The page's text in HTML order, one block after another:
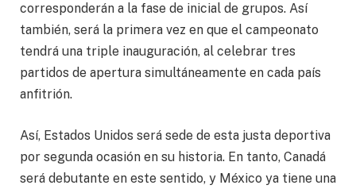
corresponderán a la fase de inicial de grupos. Así
también, será la primera vez en que el campeonato
tendrá una triple inauguración, al celebrar tres
partidos de apertura simultáneamente en cada país
anfitrión.
Así, Estados Unidos será sede de esta justa deportiva
por segunda ocasión en su historia. En tanto, Canadá
será debutante en este sentido, y México ya tiene una